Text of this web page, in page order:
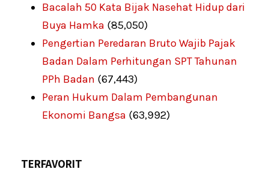
Bacalah 50 Kata Bijak Nasehat Hidup dari
Buya Hamka (85,050)
Pengertian Peredaran Bruto Wajib Pajak
Badan Dalam Perhitungan SPT Tahunan
PPh Badan (67,443)
Peran Hukum Dalam Pembangunan
Ekonomi Bangsa (63,992)
TERFAVORIT